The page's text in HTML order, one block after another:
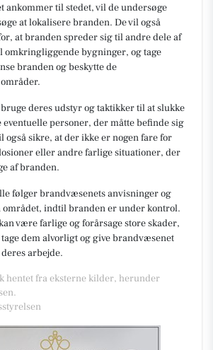
ankommer til stedet, vil de undersøge
at lokalisere branden. De vil også
at branden spreder sig til andre dele af
omkringliggende bygninger, og tage
branden og beskytte de
deres udstyr og taktikker til at slukke
personer, der måtte befinde sig
også sikre, at der ikke er nogen fare for
eller andre farlige situationer, der
af branden.
følger brandvæsenets anvisninger og
indtil branden er under kontrol.
være farlige og forårsage store skader,
dem alvorligt og give brandvæsenet
arbejde.
hentet fra eksterne kilder, herunder